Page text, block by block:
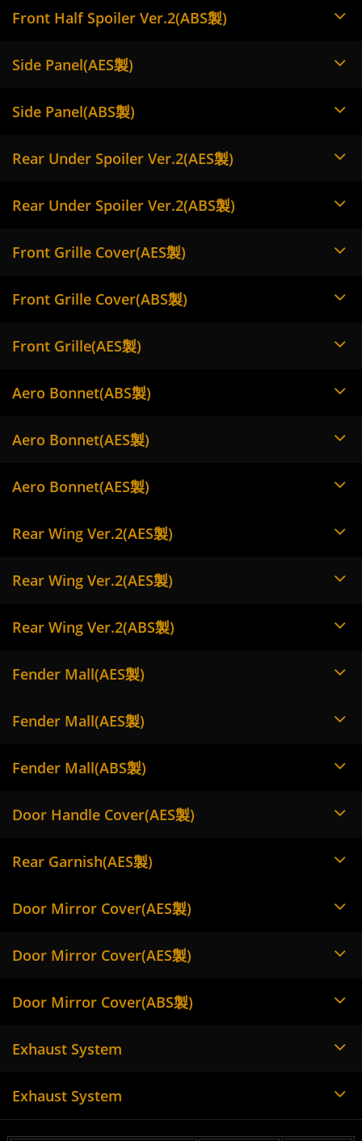
Front Half Spoiler Ver.2(ABS製)
Side Panel(AES製)
Side Panel(ABS製)
Rear Under Spoiler Ver.2(AES製)
Rear Under Spoiler Ver.2(ABS製)
Front Grille Cover(AES製)
Front Grille Cover(ABS製)
Front Grille(AES製)
Aero Bonnet(ABS製)
Aero Bonnet(AES製)
Aero Bonnet(AES製)
Rear Wing Ver.2(AES製)
Rear Wing Ver.2(AES製)
Rear Wing Ver.2(ABS製)
Fender Mall(AES製)
Fender Mall(AES製)
Fender Mall(ABS製)
Door Handle Cover(AES製)
Rear Garnish(AES製)
Door Mirror Cover(AES製)
Door Mirror Cover(AES製)
Door Mirror Cover(ABS製)
Exhaust System
Exhaust System